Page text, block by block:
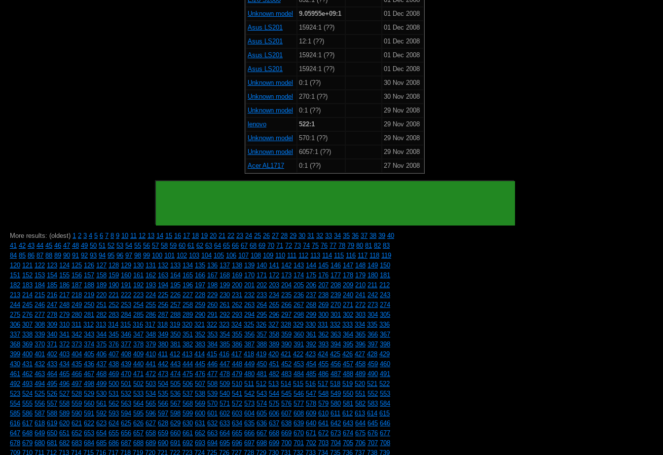
Unknown model
9.05955e+09:1
01 Dec 2008
Asus LS201
15924:1 (??)
01 Dec 2008
Asus LS201
12:1 (??)
01 Dec 2008
Asus LS201
15924:1 (??)
01 Dec 2008
Asus LS201
15924:1 (??)
01 Dec 2008
Unknown model
0:1 (??)
30 Nov 2008
Unknown model
270:1 (??)
30 Nov 2008
Unknown model
0:1 (??)
29 Nov 2008
lenovo
522:1
29 Nov 2008
Unknown model
570:1 (??)
29 Nov 2008
Unknown model
6057:1 (??)
29 Nov 2008
Acer AL1717
0:1 (??) 27 Nov 2008
More results: (oldest) 1 2 3 4 5 6 7 8 9 10 11 12 13 14 15 16 17 18 19 20 21 22 23 24 25 26 27 28 29 30 31 32 33 34 35 36 37 38 39 40
41 42 43 44 45 46 47 48 49 50 51 52 53 54 55 56 57 58 59 60 61 62 63 64 65 66 67 68 69 70 71 72 73 74 75 76 77 78 79 80 81 82 83
84 85 86 87 88 89 90 91 92 93 94 95 96 97 98 99 100 101 102 103 104 105 106 107 108 109 110 111 112 113 114 115 116 117 118 119
120 121 122 123 124 125 126 127 128 129 130 131 132 133 134 135 136 137 138 139 140 141 142 143 144 145 146 147 148 149 150
151 152 153 154 155 156 157 158 159 160 161 162 163 164 165 166 167 168 169 170 171 172 173 174 175 176 177 178 179 180 181
182 183 184 185 186 187 188 189 190 191 192 193 194 195 196 197 198 199 200 201 202 203 204 205 206 207 208 209 210 211 212
213 214 215 216 217 218 219 220 221 222 223 224 225 226 227 228 229 230 231 232 233 234 235 236 237 238 239 240 241 242 243
244 245 246 247 248 249 250 251 252 253 254 255 256 257 258 259 260 261 262 263 264 265 266 267 268 269 270 271 272 273 274
275 276 277 278 279 280 281 282 283 284 285 286 287 288 289 290 291 292 293 294 295 296 297 298 299 300 301 302 303 304 305
306 307 308 309 310 311 312 313 314 315 316 317 318 319 320 321 322 323 324 325 326 327 328 329 330 331 332 333 334 335 336
337 338 339 340 341 342 343 344 345 346 347 348 349 350 351 352 353 354 355 356 357 358 359 360 361 362 363 364 365 366 367
368 369 370 371 372 373 374 375 376 377 378 379 380 381 382 383 384 385 386 387 388 389 390 391 392 393 394 395 396 397 398
399 400 401 402 403 404 405 406 407 408 409 410 411 412 413 414 415 416 417 418 419 420 421 422 423 424 425 426 427 428 429
430 431 432 433 434 435 436 437 438 439 440 441 442 443 444 445 446 447 448 449 450 451 452 453 454 455 456 457 458 459 460
461 462 463 464 465 466 467 468 469 470 471 472 473 474 475 476 477 478 479 480 481 482 483 484 485 486 487 488 489 490 491
492 493 494 495 496 497 498 499 500 501 502 503 504 505 506 507 508 509 510 511 512 513 514 515 516 517 518 519 520 521 522
523 524 525 526 527 528 529 530 531 532 533 534 535 536 537 538 539 540 541 542 543 544 545 546 547 548 549 550 551 552 553
554 555 556 557 558 559 560 561 562 563 564 565 566 567 568 569 570 571 572 573 574 575 576 577 578 579 580 581 582 583 584
585 586 587 588 589 590 591 592 593 594 595 596 597 598 599 600 601 602 603 604 605 606 607 608 609 610 611 612 613 614 615
616 617 618 619 620 621 622 623 624 625 626 627 628 629 630 631 632 633 634 635 636 637 638 639 640 641 642 643 644 645 646
647 648 649 650 651 652 653 654 655 656 657 658 659 660 661 662 663 664 665 666 667 668 669 670 671 672 673 674 675 676 677
678 679 680 681 682 683 684 685 686 687 688 689 690 691 692 693 694 695 696 697 698 699 700 701 702 703 704 705 706 707 708
709 710 711 712 713 714 715 716 717 718 719 720 721 722 723 724 725 726 727 728 729 730 731 732 733 734 735 736 737 738 739